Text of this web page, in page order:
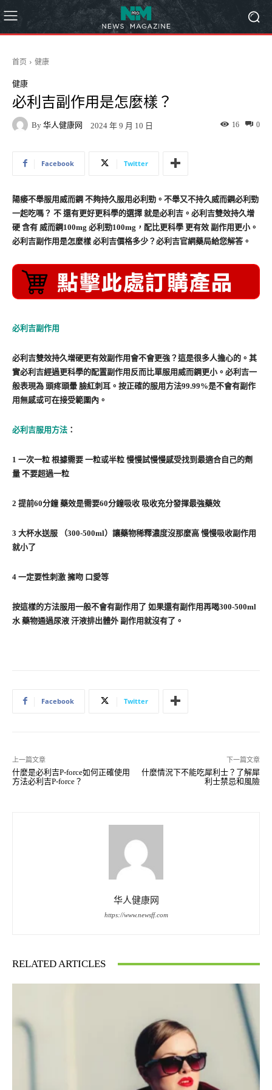
首页 健康
健康
必利吉副作用是怎麼樣？
By 华人健康网 2024 年 9 月 10 日 0
16
Facebook Twitter
陽痿不舉服用威而鋼 不夠持久服用必利勁。不舉又不持久威而鋼必利勁
一起吃嗎？ 不 還有更好更科學的選擇 就是必利吉。必利吉雙效持久增
硬 含有 威而鋼100mg 必利勁100mg，配比更科學 更有效 副作用更小。
必利吉副作用是怎麼樣 必利吉價格多少？必利吉官網藥局給您解答。
必利吉副作用
必利吉雙效持久增硬更有效副作用會不會更強？這是很多人擔心的。其
實必利吉經過更科學的配置副作用反而比單服用威而鋼更小。必利吉一
般表現為 頭疼頭暈 臉紅刺耳。按正確的服用方法99.99%是不會有副作
用無感或可在接受範圍內。
必利吉服用方法 ：
1 一次一粒 根據需要 一粒或半粒 慢慢試慢慢感受找到最適合自己的劑
量 不要超過一粒
2 提前60分鐘 藥效是需要60分鐘吸收 吸收充分發揮最強藥效
3 大杯水送服 （300-500ml）讓藥物稀釋濃度沒那麼高 慢慢吸收副作用
就小了
4 一定要性刺激 擁吻 口愛等
按這樣的方法服用一般不會有副作用了 如果還有副作用再喝300-500ml
水 藥物通過尿液 汗液排出體外 副作用就沒有了。
Facebook Twitter
上一篇文章
什麼是必利吉P-force如何正確使用
方法必利吉P-force？
下一篇文章
什麼情況下不能吃犀利士？了解犀
利士禁忌和風險
华人健康网
https://www.newsff.com
RELATED ARTICLES